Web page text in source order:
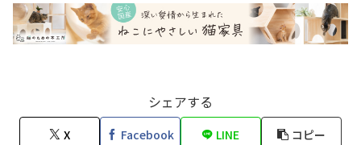
シェアする
X Facebook LINE コピー